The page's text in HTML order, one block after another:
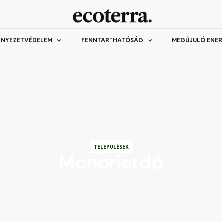
FENNTARTHATÓSÁG MEGÚJULÓ
TELEPÜLÉSEK